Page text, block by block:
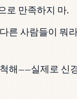
로 만족하지 마.
른 사람들이 뭐
해——실제로 신